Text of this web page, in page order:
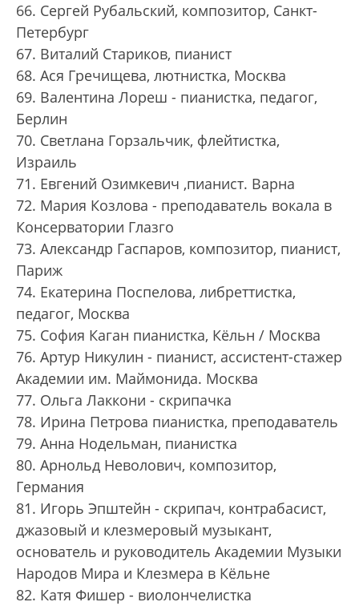
66. Сергей Рубальский, композитор, Санкт-
Петербург
67. Виталий Стариков, пианист
68. Ася Гречищева, лютнистка, Москва
69. Валентина Лореш - пианистка, педагог,
Берлин
70. Светлана Горзальчик, флейтистка,
Израиль
71. Евгений Озимкевич ,пианист. Варна
72. Мария Козлова - преподаватель вокала в
Консерватории Глазго
73. Александр Гаспаров, композитор, пианист,
Париж
74. Екатерина Поспелова, либреттистка,
педагог, Москва
75. София Каган пианистка, Кёльн / Москва
76. Артур Никулин - пианист, ассистент-стажер
Академии им. Маймонида. Москва
77. Ольга Лаккони - скрипачка
78. Ирина Петрова пианистка, преподаватель
79. Анна Нодельман, пианистка
80. Арнольд Неволович, композитор,
Германия
81. Игорь Эпштейн - скрипач, контрабасист,
джазовый и клезмеровый музыкант,
основатель и руководитель Академии Музыки
Народов Мира и Клезмера в Кёльне
82. Катя Фишер - виолончелистка